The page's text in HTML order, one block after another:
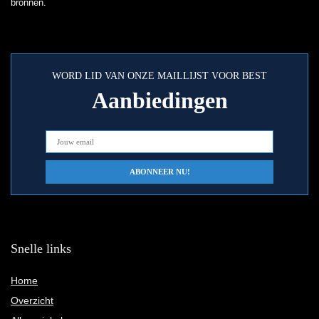
bronnen.
WORD LID VAN ONZE MAILLIJST VOOR BEST
Aanbiedingen
Snelle links
Home
Overzicht